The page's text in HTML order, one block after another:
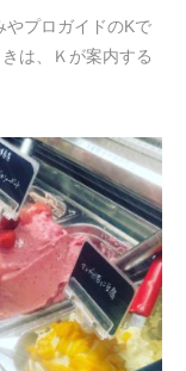
プロガイドのKで
は、Ｋが案内する